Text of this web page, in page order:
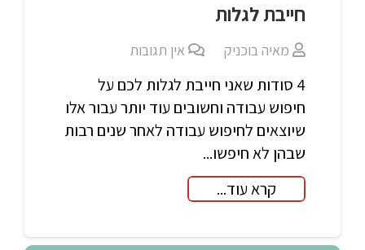
חייבת לגלות
מאיה בוכניק אין תגובות
4 סודות שאני חייבת לגלות לכם על
חיפוש עבודה וחשובים עוד יותר עבור אלו
שיוצאים לחיפוש עבודה לאחר שנים רבות
שבהן לא חיפשו...
קרא עוד...